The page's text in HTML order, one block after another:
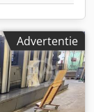
Advertentie